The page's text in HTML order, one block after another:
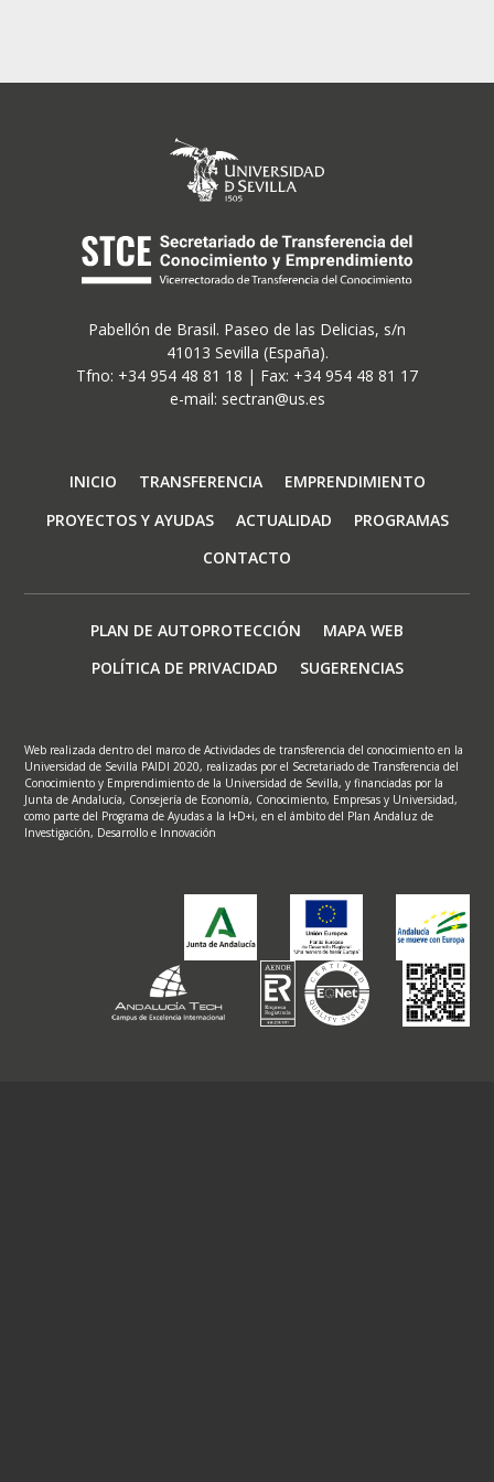
Pabellón de Brasil. Paseo de las Delicias, s/n
41013 Sevilla (España).
Tfno: +34 954 48 81 18 | Fax: +34 954 48 81 17
e-mail: sectran@us.es
Navegación
principal
INICIO TRANSFERENCIA
EMPRENDIMIENTO
PROYECTOS Y AYUDAS
ACTUALIDAD
PROGRAMAS
CONTACTO
PLAN DE AUTOPROTECCIÓN
MAPA WEB
POLÍTICA DE PRIVACIDAD
SUGERENCIAS
Web realizada dentro del marco de Actividades de transferencia del conocimiento en la
Universidad de Sevilla PAIDI 2020, realizadas por el Secretariado de Transferencia del
Conocimiento y Emprendimiento de la Universidad de Sevilla, y financiadas por la
Junta de Andalucía, Consejería de Economía, Conocimiento, Empresas y Universidad,
como parte del Programa de Ayudas a la I+D+i, en el ámbito del Plan Andaluz de
Investigación, Desarrollo e Innovación